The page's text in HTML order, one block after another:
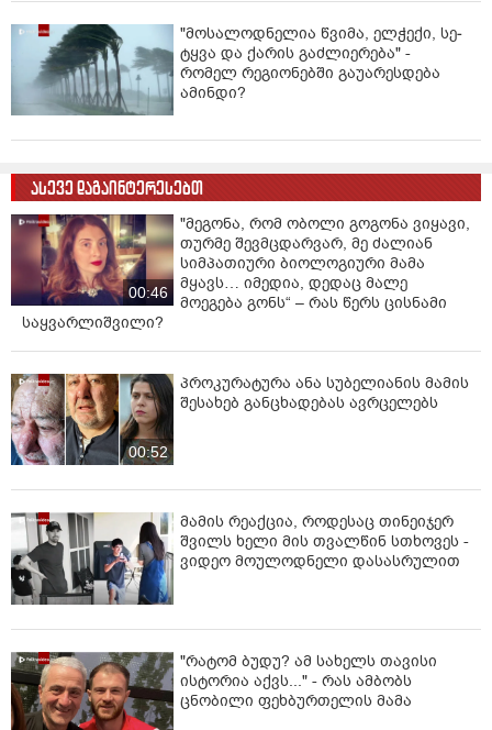
"მოსალოდნელია წვიმა, ელ­ჭე­ქი, სე­
ტყვა და ქა­რის გაძ­ლი­ე­რე­ბა" -
რომელ რეგიონებში გაუარესდება
ამინდი?
ასევე დაგაინტერესებთ
00:46
"მეგონა, რომ ობოლი გოგონა ვიყავი,
თურმე შევმცდარვარ, მე ძალიან
სიმპათიური ბიოლოგიური მამა
მყავს… იმედია, დედაც მალე
მოეგება გონს“ – რას წერს ცისნამი
საყვარლიშვილი?
00:52
პროკურატურა ანა სუბელიანის მამის
შესახებ განცხადებას ავრცელებს
მამის რეაქცია, როდესაც თინეიჯერ
შვილს ხელი მის თვალწინ სთხოვეს -
ვიდეო მოულოდნელი დასასრულით
"რატომ ბუდუ? ამ სახელს თავისი
ისტორია აქვს..." - რას ამბობს
ცნობილი ფეხბურთელის მამა